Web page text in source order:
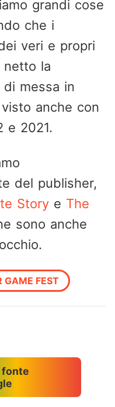
grandi cose
che i
veri e propri
netto la
messa in
anche con
e 2021.
del publisher,
Story e The
sono anche
GAME FEST
fonte